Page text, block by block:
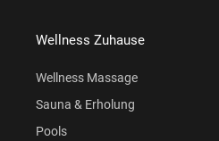
Wellness Zuhause
Wellness Massage
Sauna & Erholung
Pools